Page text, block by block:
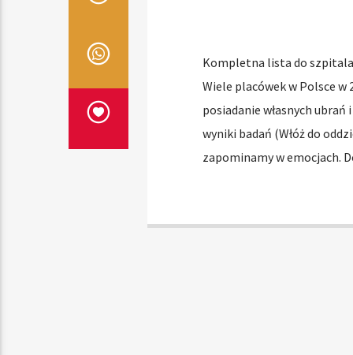
Kompletna lista do
Wiele placówek w Polsce
posiadanie własnych
wyniki badań (Włóż do
zapominamy w emocjach.